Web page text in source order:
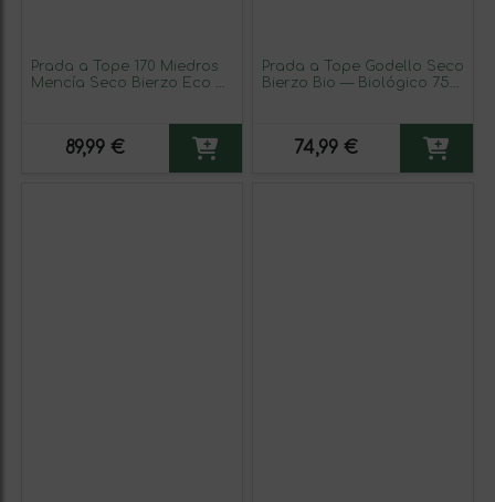
Prada a Tope 170 Miedros
Mencía Seco Bierzo Eco —
89,99 €
Prada a Tope Godello Seco
Bierzo Bio — Biológico 75
74,99 €